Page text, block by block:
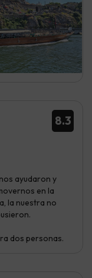
8.3
ayudaron y
en la
la nuestra no
dos personas.